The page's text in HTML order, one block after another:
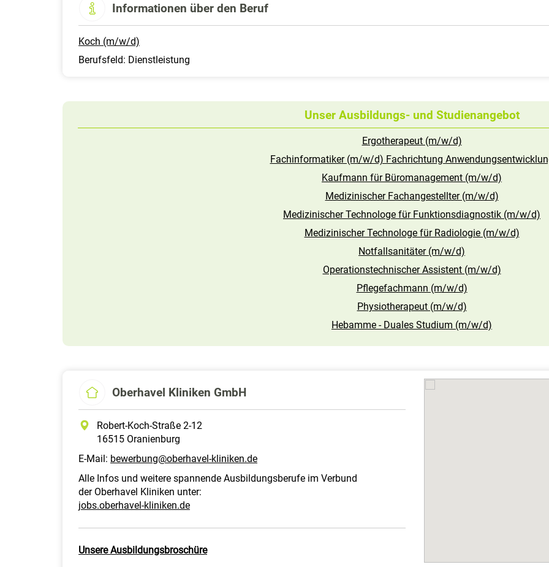
Informationen über den Beruf
Koch (m/w/d)
Berufsfeld: Dienstleistung
Unser Ausbildungs- und Studienangebot
Ergotherapeut (m/w/d)
Fachinformatiker (m/w/d) Fachrichtung
Kaufmann für Büromanagement (m/w/d)
Medizinischer Fachangestellter (m/w/d)
Medizinischer Technologe für Funktionsdiagnostik (m/w/d)
Medizinischer Technologe für Radiologie (m/w/d)
Notfallsanitäter (m/w/d)
Operationstechnischer Assistent (m/w/d)
Pflegefachmann (m/w/d)
Physiotherapeut (m/w/d)
Hebamme - Duales Studium (m/w/d)
Oberhavel Kliniken GmbH
Robert-Koch-Straße 2-12
16515 Oranienburg
E-Mail: bewerbung@oberhavel-kliniken.de
Alle Infos und weitere spannende Ausbildungsberufe im Verbund
der Oberhavel Kliniken unter:
jobs.oberhavel-kliniken.de
Unsere Ausbildungsbroschüre